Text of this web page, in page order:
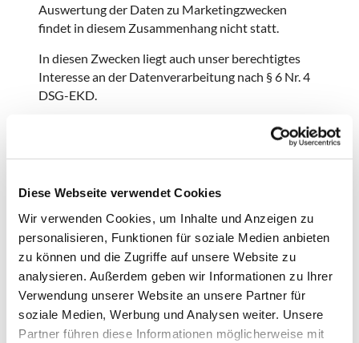
Diese Webseite verwendet Cookies
Wir verwenden Cookies, um Inhalte und Anzeigen zu
personalisieren, Funktionen für soziale Medien anbieten
zu können und die Zugriffe auf unsere Website zu
analysieren. Außerdem geben wir Informationen zu Ihrer
Verwendung unserer Website an unsere Partner für
soziale Medien, Werbung und Analysen weiter. Unsere
Partner führen diese Informationen möglicherweise mit
Auswertung der Daten zu Marketingzwecken
findet in diesem Zusammenhang nicht statt.
In diesen Zwecken liegt auch unser berechtigtes
Interesse an der Datenverarbeitung nach § 6 Nr. 4
DSG-EKD.
Erreichung des Zweckes ihrer Erhebung nicht mehr
zur Bereitstellung der Website ist dies der Fall,
wenn die jeweilige Sitzung beendet ist.
Im Falle der Speicherung der Daten in Logfiles ist
dies nach spätestens sieben Tagen der Fall. Eine
darüber hinausgehende Speicherung ist möglich. In
diesem Fall werden die IP-Adressen der Nutzer